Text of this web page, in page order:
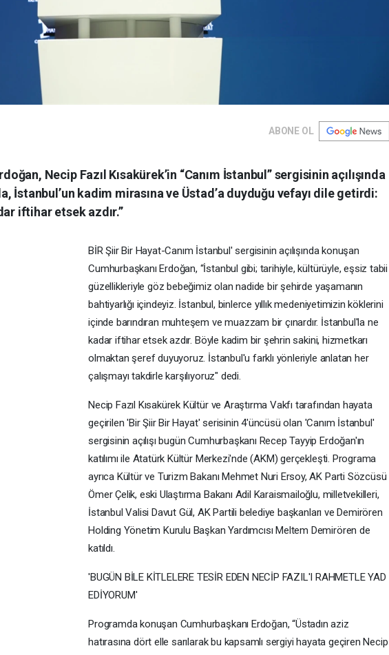
ABONE OL
Necip Fazıl Kısakürek’in “Canım İstanbul” sergisinin açılışında
İstanbul’un kadim mirasına ve Üstad’a duyduğu vefayı dile getirdi:
iftihar etsek azdır.”
BİR Şiir Bir Hayat-Canım İstanbul' sergisinin açılışında konuşan
Cumhurbaşkanı Erdoğan, “İstanbul gibi; tarihiyle, kültürüyle, eşsiz tabii
güzellikleriyle göz bebeğimiz olan nadide bir şehirde yaşamanın
bahtiyarlığı içindeyiz. İstanbul, binlerce yıllık medeniyetimizin köklerini
içinde barındıran muhteşem ve muazzam bir çınardır. İstanbul'la ne
kadar iftihar etsek azdır. Böyle kadim bir şehrin sakini, hizmetkarı
olmaktan şeref duyuyoruz. İstanbul'u farklı yönleriyle anlatan her
çalışmayı takdirle karşılıyoruz" dedi.
Necip Fazıl Kısakürek Kültür ve Araştırma Vakfı tarafından hayata
geçirilen 'Bir Şiir Bir Hayat' serisinin 4'üncüsü olan 'Canım İstanbul'
sergisinin açılışı bugün Cumhurbaşkanı Recep Tayyip Erdoğan'ın
katılımı ile Atatürk Kültür Merkezi'nde (AKM) gerçekleşti. Programa
ayrıca Kültür ve Turizm Bakanı Mehmet Nuri Ersoy, AK Parti Sözcüsü
Ömer Çelik, eski Ulaştırma Bakanı Adil Karaismailoğlu, milletvekilleri,
İstanbul Valisi Davut Gül, AK Partili belediye başkanları ve Demirören
Holding Yönetim Kurulu Başkan Yardımcısı Meltem Demirören de
katıldı.
'BUGÜN BİLE KİTLELERE TESİR EDEN NECİP FAZIL'I RAHMETLE YAD
EDİYORUM'
Programda konuşan Cumhurbaşkanı Erdoğan, “Üstadın aziz
hatırasına dört elle sarılarak bu kapsamlı sergiyi hayata geçiren Necip